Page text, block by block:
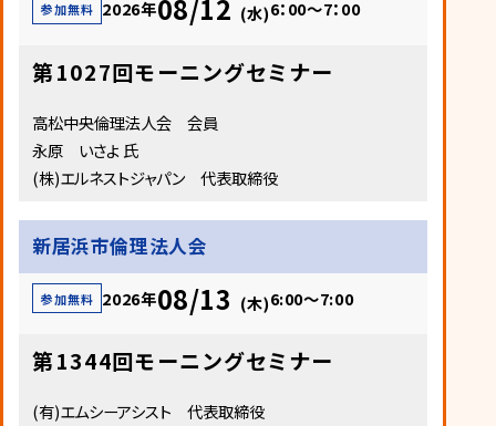
参加無料 2026年08/12 (水)6：00～7：00
第1027回モーニングセミナー
高松中央倫理法人会 会員
永原 いさよ 氏
(株)エルネストジャパン 代表取締役
新居浜市倫理法人会
参加無料 2026年08/13 (木)6:00～7:00
第1344回モーニングセミナー
(有)エムシーアシスト 代表取締役